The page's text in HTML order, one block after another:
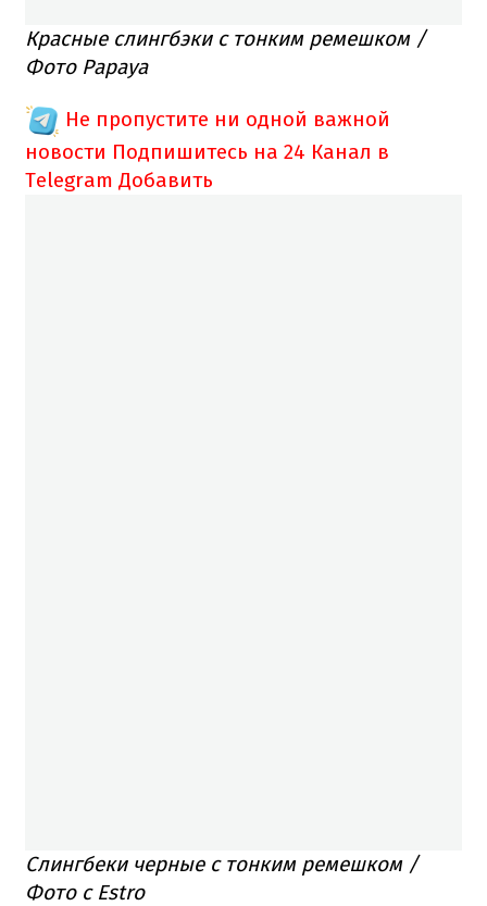
Красные слингбэки с тонким ремешком /
Фото Papaya
Не пропустите ни одной важной
новости Подпишитесь на 24 Канал в
Telegram Добавить
Слингбеки черные с тонким ремешком /
Фото с Estro